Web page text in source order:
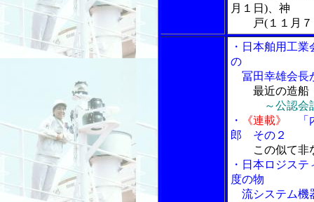
月１日)、神
戸(１１月７
・日本舶用工
の
冨田幸雄会長
最近の造船
～公認会
・
《連載》
「
郎 その２
この似て非
・日本ロジス
度の物
流システム機